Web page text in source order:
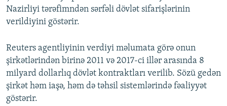
Nazirliyi tərəfimndən sərfəli dövlət sifarişlərinin
verildiyini göstərir.
Reuters agentliyinin verdiyi məlumata görə onun
şirkətlərindən birinə 2011 və 2017-ci illər arasında 8
milyard dollarlıq dövlət kontraktları verilib. Sözü gedən
şirkət həm iaşə, həm də təhsil sistemlərində fəaliyyət
göstərir.